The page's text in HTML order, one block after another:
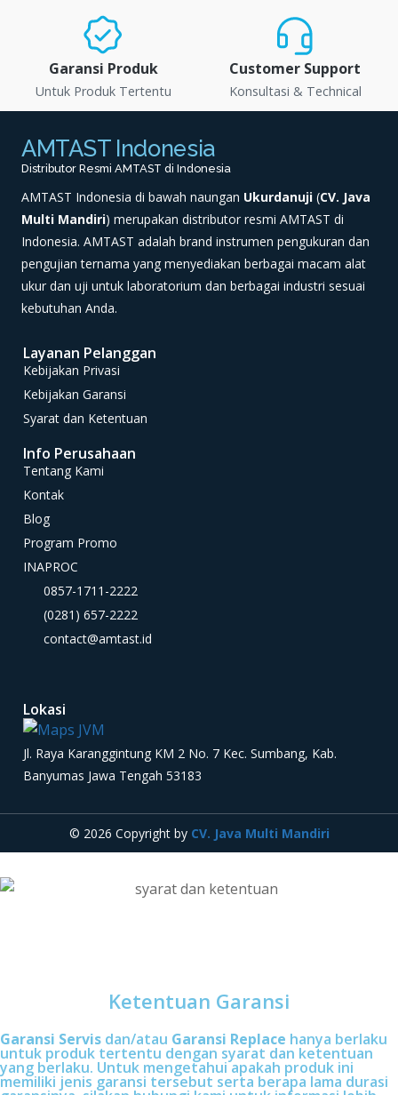
Garansi Produk
Untuk Produk Tertentu
Customer Support
Konsultasi & Technical
AMTAST Indonesia
Distributor Resmi AMTAST di Indonesia
AMTAST Indonesia di bawah naungan Ukurdanuji (CV. Java
Multi Mandiri) merupakan distributor resmi AMTAST di
Indonesia. AMTAST adalah brand instrumen pengukuran dan
pengujian ternama yang menyediakan berbagai macam alat
ukur dan uji untuk laboratorium dan berbagai industri sesuai
kebutuhan Anda.
Layanan Pelanggan
Kebijakan Privasi
Kebijakan Garansi
Syarat dan Ketentuan
Info Perusahaan
Tentang Kami
Kontak
Blog
Program Promo
INAPROC
0857-1711-2222
(0281) 657-2222
contact@amtast.id
Lokasi
Jl. Raya Karanggintung KM 2 No. 7 Kec. Sumbang, Kab.
Banyumas Jawa Tengah 53183
© 2026 Copyright by CV. Java Multi Mandiri
Ketentuan Garansi
Garansi Servis dan/atau Garansi Replace hanya berlaku
untuk produk tertentu dengan syarat dan ketentuan
yang berlaku. Untuk mengetahui apakah produk ini
memiliki jenis garansi tersebut serta berapa lama durasi